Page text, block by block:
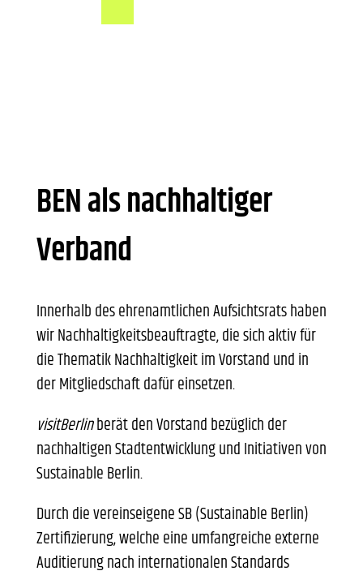
BEN als nachhaltiger
Verband
Innerhalb des ehrenamtlichen Aufsichtsrats haben
wir Nachhaltigkeitsbeauftragte, die sich aktiv für
die Thematik Nachhaltigkeit im Vorstand und in
der Mitgliedschaft dafür einsetzen.
visitBerlinberät den Vorstand bezüglich der
nachhaltigen Stadtentwicklung und Initiativen von
Sustainable Berlin.
Durch die vereinseigene SB (Sustainable Berlin)
Zertifizierung, welche eine umfangreiche externe
Auditierung nach internationalen Standards